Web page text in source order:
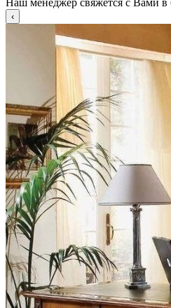
Наш менеджер свяжется с Вами в